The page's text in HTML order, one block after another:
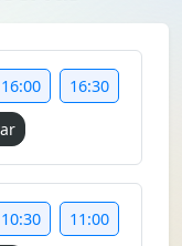
16:00 16:30
10:30 11:00